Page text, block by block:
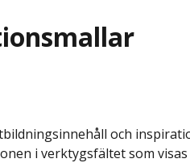
och
i verktygsfältet som